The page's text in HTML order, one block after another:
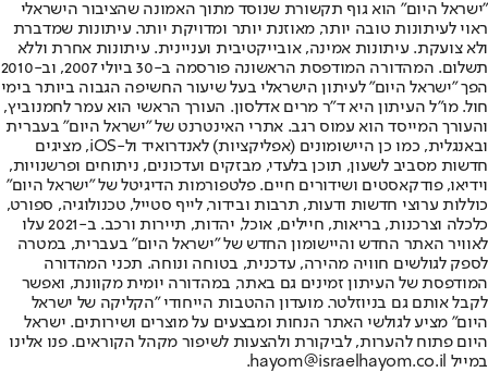
"ישראל היום" הוא גוף תקשורת שנוסד מתוך האמונה שהציבור הישראלי
ראוי לעיתונות טובה יותר, מאוזנת יותר ומדויקת יותר. עיתונות שמדברת
ולא צועקת. עיתונות אמינה, אובייקטיבית ועניינית. עיתונות אחרת וללא
תשלום. המהדורה המודפסת הראשונה פורסמה ב-30 ביולי 2007, וב-2010
הפך "ישראל היום" לעיתון הישראלי בעל שיעור החשיפה הגבוה ביותר בימי
חול. מו"ל העיתון היא ד"ר מרים אדלסון. העורך הראשי הוא עמר לחמנוביץ,
והעורך המייסד הוא עמוס רגב. אתרי האינטרנט של "ישראל היום" בעברית
ובאנגלית, כמו כן היישומונים (אפליקציות) לאנדרואיד ול-iOS, מציגים
חדשות מסביב לשעון, תוכן בלעדי, מבזקים ועדכונים, ניתוחים ופרשנויות,
וידיאו, פודקאסטים ושידורים חיים. פלטפורמות הדיגיטל של "ישראל היום"
כוללות ערוצי חדשות ודעות, תרבות ובידור, לייף סטייל, טכנולוגיה, ספורט,
כלכלה וצרכנות, בריאות, חיילים, אוכל, יהדות, תיירות ורכב. ב-2021 עלו
לאוויר האתר החדש והיישומון החדש של "ישראל היום" בעברית, במטרה
לספק לגולשים חוויה מהירה, עדכנית, בטוחה ונוחה. תכני המהדורה
המודפסת של העיתון זמינים גם באתר, במהדורה יומית מקוונת, ואפשר
לקבל אותם גם בניוזלטר. מועדון ההטבות הייחודי "הקליקה של ישראל
היום" מציע לגולשי האתר הנחות ומבצעים על מוצרים ושירותים. ישראל
היום פתוח להערות, לביקורת ולהצעות לשיפור מקהל הקוראים. פנו אלינו
במייל hayom@israelhayom.co.il.